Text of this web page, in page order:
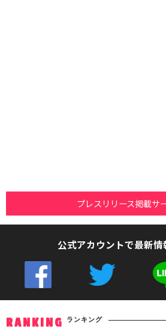
プレスリリース掲載サ
公式アカウントで最新情
RANKING ランキング